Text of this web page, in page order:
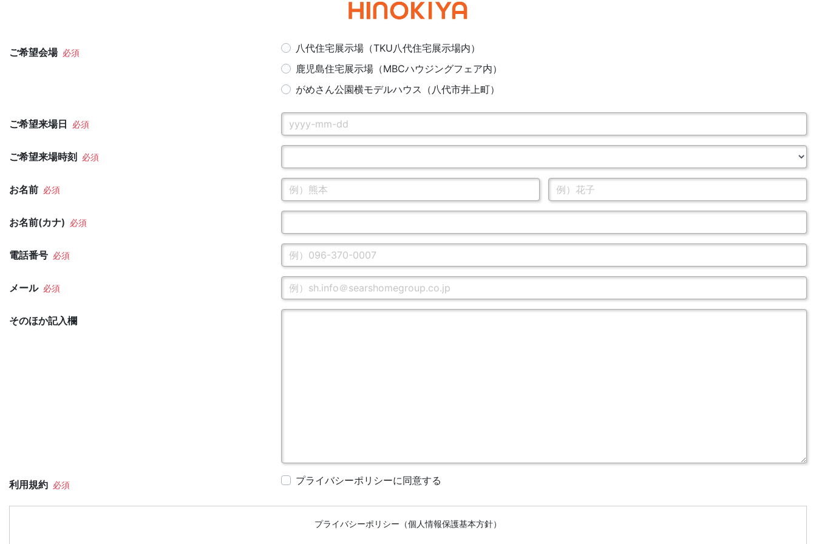
ご希望会場
八代住宅展示場（TKU八代住宅展示場内）
鹿児島住宅展示場（MBCハウジングフェア内）
がめさん公園横モデルハウス（八代市井上町）
ご希望来場日
ご希望来場時刻
お名前
お名前(カナ)
電話番号
メール
そのほか記入欄
利用規約 プライバシーポリシーに同意する